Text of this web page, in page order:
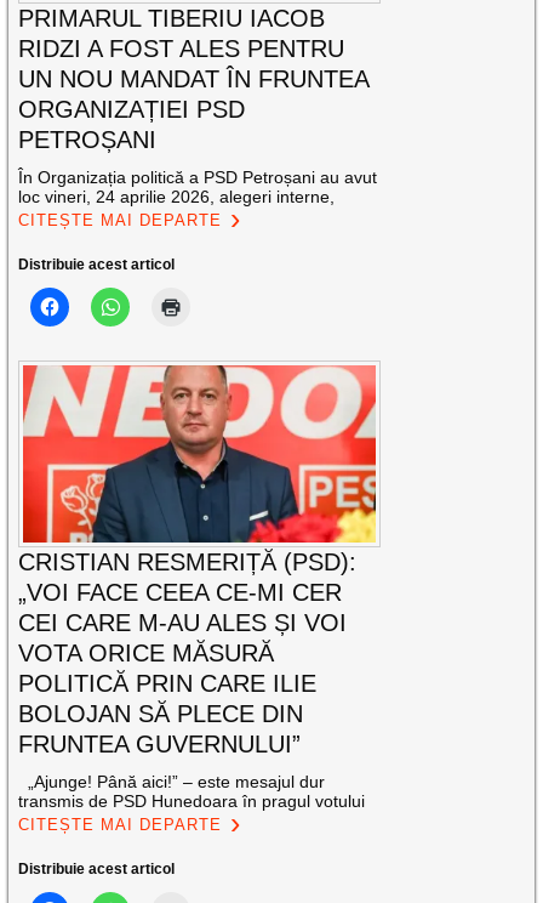
PRIMARUL TIBERIU IACOB
RIDZI A FOST ALES PENTRU
UN NOU MANDAT ÎN FRUNTEA
ORGANIZAȚIEI PSD
PETROȘANI
În Organizația politică a PSD Petroșani au avut
loc vineri, 24 aprilie 2026, alegeri interne,
CITEȘTE MAI DEPARTE
Distribuie acest articol
CRISTIAN RESMERIȚĂ (PSD):
„VOI FACE CEEA CE-MI CER
CEI CARE M-AU ALES ȘI VOI
VOTA ORICE MĂSURĂ
POLITICĂ PRIN CARE ILIE
BOLOJAN SĂ PLECE DIN
FRUNTEA GUVERNULUI”
„Ajunge! Până aici!” – este mesajul dur
transmis de PSD Hunedoara în pragul votului
CITEȘTE MAI DEPARTE
Distribuie acest articol